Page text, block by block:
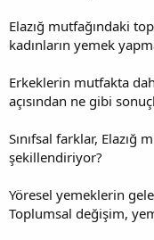
Elazığ mutfağındaki
kadınların yemek
Erkeklerin mutfakta
açısından ne gibi
Sınıfsal farklar, Elazığ
şekillendiriyor?
Yöresel yemeklerin
Toplumsal değişim,